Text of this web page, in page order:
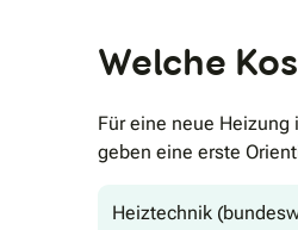
Welche
Für eine neue
geben eine erste
Heiztechnik